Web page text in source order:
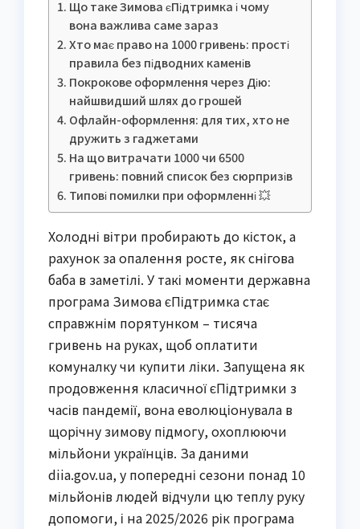
Що таке Зимова єПідтримка і чому
вона важлива саме зараз
Хто має право на 1000 гривень: прості
правила без підводних каменів
Покрокове оформлення через Дію:
найшвидший шлях до грошей
Офлайн-оформлення: для тих, хто не
дружить з гаджетами
На що витрачати 1000 чи 6500
гривень: повний список без сюрпризів
Типові помилки при оформленні 💥
Холодні вітри пробирають до кісток, а
рахунок за опалення росте, як снігова
баба в заметілі. У такі моменти державна
програма Зимова єПідтримка стає
справжнім порятунком – тисяча
гривень на руках, щоб оплатити
комуналку чи купити ліки. Запущена як
продовження класичної єПідтримки з
часів пандемії, вона еволюціонувала в
щорічну зимову підмогу, охоплюючи
мільйони українців. За даними
diia.gov.ua, у попередні сезони понад 10
мільйонів людей відчули цю теплу руку
допомоги, і на 2025/2026 рік програма